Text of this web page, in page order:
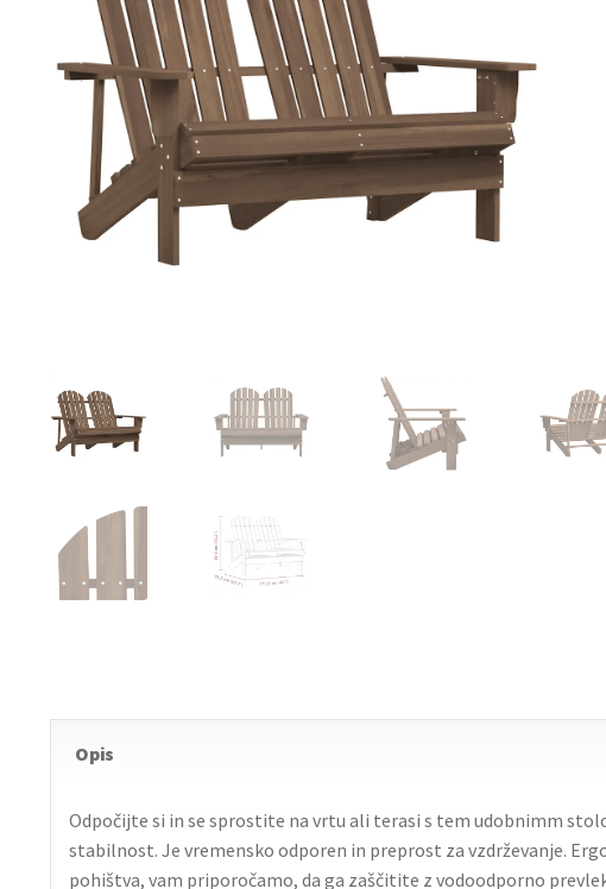
Opis
Odpočijte si in se sprostite na vrtu ali terasi s tem udobnimm
stabilnost. Je vremensko odporen in preprost za vzdrževanje.
pohištva, vam priporočamo, da ga zaščitite z vodoodporno